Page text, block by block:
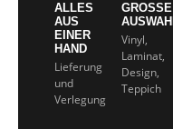
ALLES
AUS
EINER
HAND
Lieferung
und
Verlegung
GROSSE A
USWAHL
Vinyl,
Laminat,
Design,
Teppich